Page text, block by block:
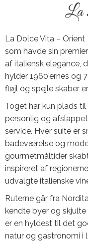
La
La Dolce Vita – Orient
som havde sin
af italiensk elegance,
hylder 1960’ernes og
fløjl og spejle skaber
Toget har kun plads
personlig og
service. Hver suite er
badeværelse og
gourmetmåltider
inspireret af
udvalgte italienske
Ruterne går fra
kendte byer og skjulte
er en hyldest til det
natur og gastronomi i